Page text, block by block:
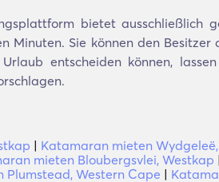
bietet
Minuten. Sie können den
entscheiden können,
| Katamaran mieten
mieten Bloubergsvlei, Westkap |
Western Cape |